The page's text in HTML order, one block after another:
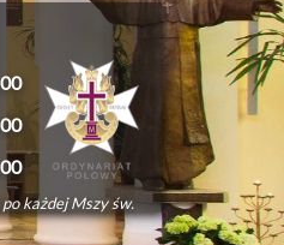
każdej Mszy św.